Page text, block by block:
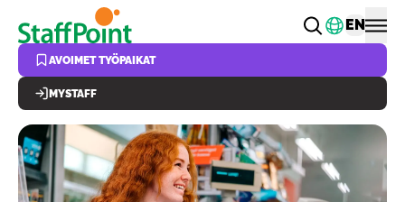
Hyppää pääsisältöön Vaihda
EN
AVOIMET TYÖPAIKAT
MYSTAFF